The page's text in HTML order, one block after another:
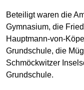
Beteiligt waren die
Gymnasium, die
Hauptmann-von-
Grundschule, die
Schmöckwitzer
Grundschule.